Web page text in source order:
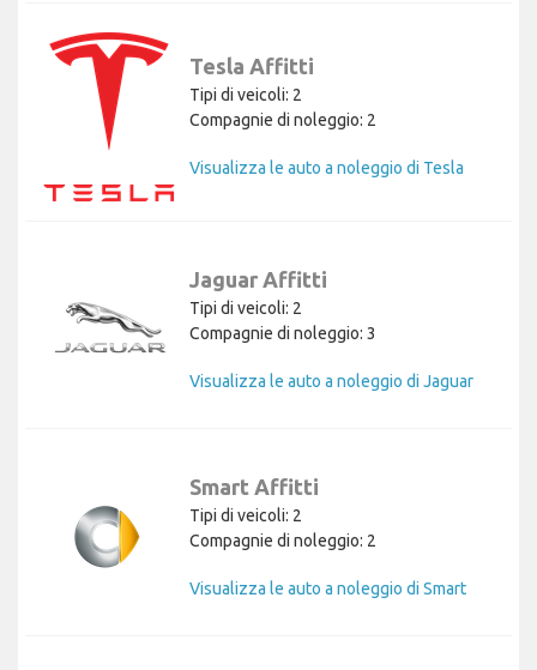
Tesla Affitti
Tipi di veicoli: 2
Compagnie di noleggio: 2
Visualizza le auto a noleggio di Tesla
Jaguar Affitti
Tipi di veicoli: 2
Compagnie di noleggio: 3
Visualizza le auto a noleggio di Jaguar
Smart Affitti
Tipi di veicoli: 2
Compagnie di noleggio: 2
Visualizza le auto a noleggio di Smart